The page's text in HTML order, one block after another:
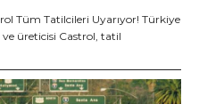
Tatilcileri Uyarıyor! Türkiye
ve üreticisi Castrol, tatil